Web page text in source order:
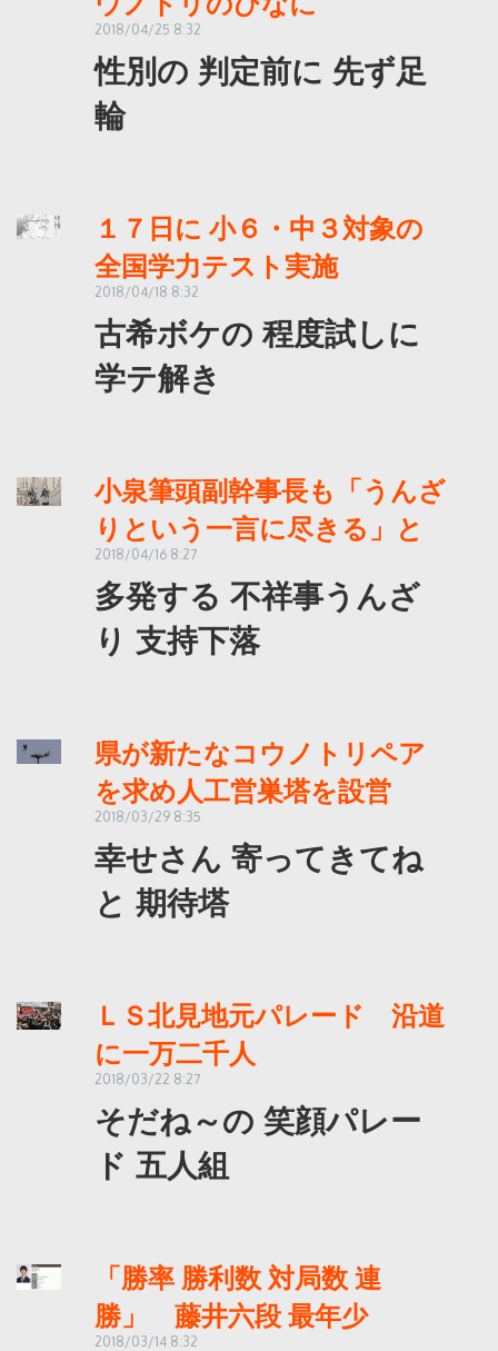
2018/04/25 8:32
性別の 判定前に 先ず足
輪
１７日に 小６・中３対象の
全国学力テスト実施
2018/04/18 8:32
古希ボケの 程度試しに
学テ解き
小泉筆頭副幹事長も「うんざ
りという一言に尽きる」と
2018/04/16 8:27
多発する 不祥事うんざ
り 支持下落
県が新たなコウノトリペア
を求め人工営巣塔を設営
2018/03/29 8:35
幸せさん 寄ってきてね
と 期待塔
ＬＳ北見地元パレード 沿道
に一万二千人
2018/03/22 8:27
そだね～の 笑顔パレー
ド 五人組
「勝率 勝利数 対局数 連
勝」 藤井六段 最年少
2018/03/14 8:32